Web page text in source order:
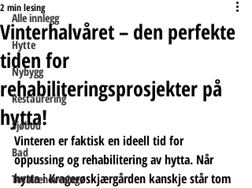
Alle innlegg
Hytte
Nybygg
Restaurering
Sjøbod
Bad
Totalrenovering
Vinterhalvåret – den perfekte
tiden for
rehabiliteringsprosjekter på
hytta!
2 min lesing
Vinteren er faktisk en ideell tid for
oppussing og rehabilitering av hytta. Når
hytta i Kragerøskjærgården kanskje står tom